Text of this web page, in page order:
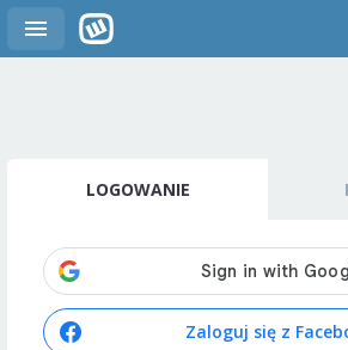
LOGOWANIE
Zaloguj się z